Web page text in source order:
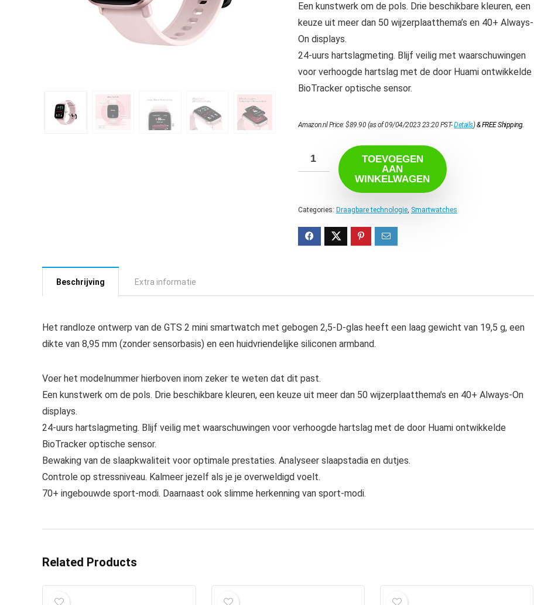
Een kunstwerk om de pols. Drie beschikbare kleuren, een
keuze uit meer dan 50 wijzerplaatthema’s en 40+ Always-
On displays.
24-uurs hartslagmeting. Blijf veilig met waarschuwingen
voor verhoogde hartslag met de door Huami ontwikkelde
BioTracker optische sensor.
Amazon.nl Price:$89.90(as of 09/04/2023 23:20 PST-Details)&FREE Shipping.
TOEVOEGEN
AAN
WINKELWAGEN
Categories: Draagbare technologie, Smartwatches
Beschrijving Extra informatie
Het randloze ontwerp van de GTS 2 mini smartwatch met gebogen 2,5-D-glas heeft een laag gewicht van 19,5 g, een
dikte van 8,95 mm (zonder sensorbasis) en een huidvriendelijke siliconen armband.
Voer het modelnummer hierboven inom zeker te weten dat dit past.
Een kunstwerk om de pols. Drie beschikbare kleuren, een keuze uit meer dan 50 wijzerplaatthema’s en 40+ Always-On
displays.
24-uurs hartslagmeting. Blijf veilig met waarschuwingen voor verhoogde hartslag met de door Huami ontwikkelde
BioTracker optische sensor.
Bewaking van de slaapkwaliteit voor optimale prestaties. Analyseer slaapstadia en dutjes.
Controle op stressniveau. Kalmeer jezelf als je je overweldigd voelt.
70+ ingebouwde sport-modi. Daarnaast ook slimme herkenning van sport-modi.
Related Products